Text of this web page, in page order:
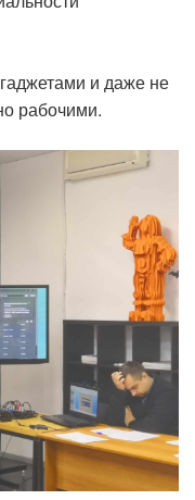
и даже не
рабочими.